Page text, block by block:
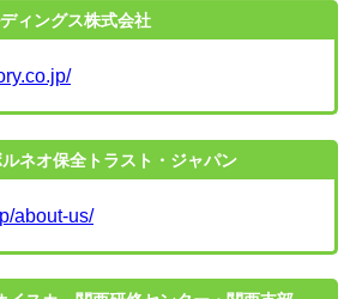
ィングス株式会社
ネオ保全トラスト・ジャパン
about-us/